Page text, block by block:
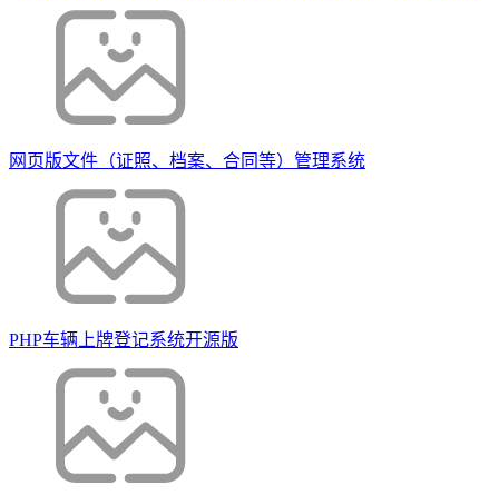
网页版文件（证照、档案、合同等）管理系统
PHP车辆上牌登记系统开源版